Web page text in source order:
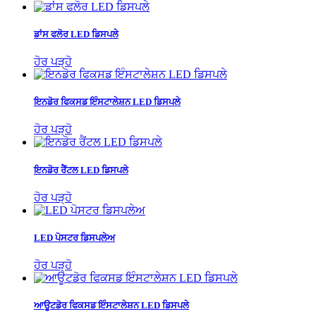
ਡਾਂਸ ਫਲੋਰ LED ਡਿਸਪਲੇ
ਹੋਰ ਪੜ੍ਹੋ
ਇਨਡੋਰ ਫਿਕਸਡ ਇੰਸਟਾਲੇਸ਼ਨ LED ਡਿਸਪਲੇ
ਹੋਰ ਪੜ੍ਹੋ
ਇਨਡੋਰ ਰੈਂਟਲ LED ਡਿਸਪਲੇ
ਹੋਰ ਪੜ੍ਹੋ
LED ਪੋਸਟਰ ਡਿਸਪਲੇਅ
ਹੋਰ ਪੜ੍ਹੋ
ਆਊਟਡੋਰ ਫਿਕਸਡ ਇੰਸਟਾਲੇਸ਼ਨ LED ਡਿਸਪਲੇ